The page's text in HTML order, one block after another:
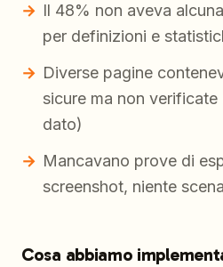
Il 48% non aveva
per definizioni e
Diverse pagine
sicure ma non
dato)
Mancavano prove di
screenshot, niente
Cosa abbiamo